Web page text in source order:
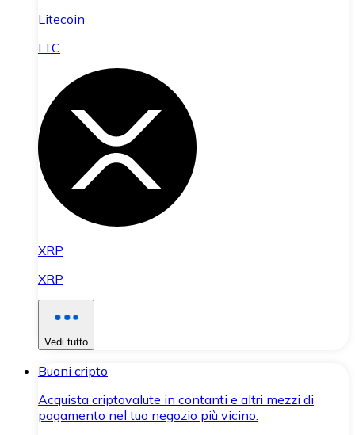
Litecoin
LTC
XRP
XRP
Vedi tutto
Buoni cripto
Acquista criptovalute in contanti e altri mezzi di
pagamento nel tuo negozio più vicino.